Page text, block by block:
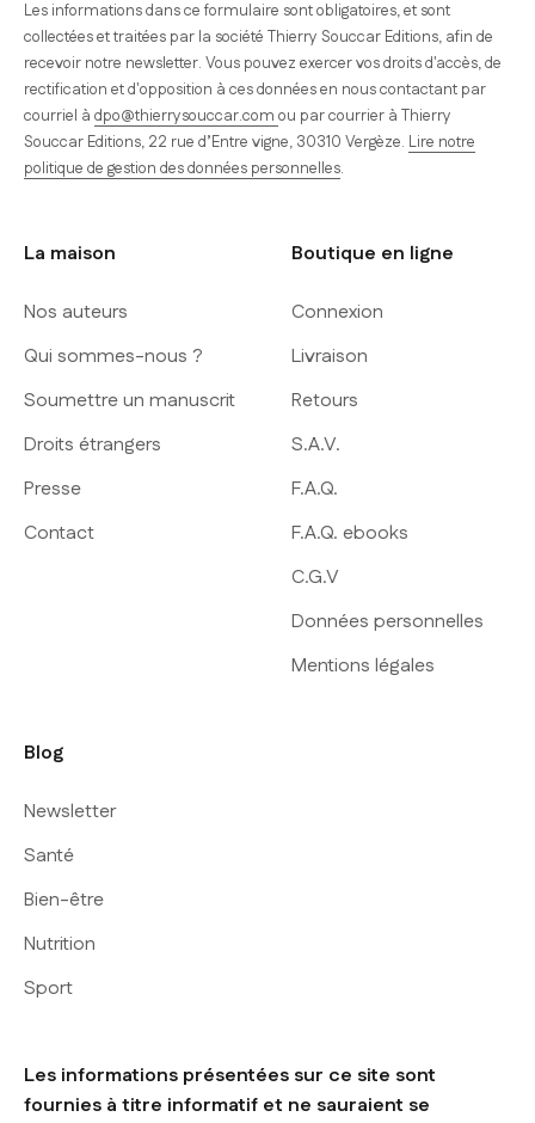
Les informations dans ce formulaire sont obligatoires, et sont
collectées et traitées par la société Thierry Souccar Editions, afin de
recevoir notre newsletter. Vous pouvez exercer vos droits d'accès, de
rectification et d'opposition à ces données en nous contactant par
courriel à dpo@thierrysouccar.com ou par courrier à Thierry
Souccar Editions, 22 rue d’Entre vigne, 30310 Vergèze. Lire notre
politique de gestion des données personnelles.
La maison
Nos auteurs
Qui sommes-nous ?
Soumettre un manuscrit
Droits étrangers
Presse
Contact
Boutique en ligne
Connexion
Livraison
Retours
S.A.V.
F.A.Q.
F.A.Q. ebooks
C.G.V
Données personnelles
Mentions légales
Blog
Newsletter
Santé
Bien-être
Nutrition
Sport
Les informations présentées sur ce site sont
fournies à titre informatif et ne sauraient se